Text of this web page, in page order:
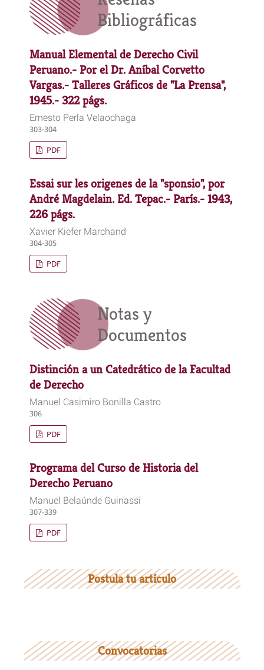
Bibliográficas
Manual Elemental de Derecho Civil
Peruano.- Por el Dr. Aníbal Corvetto
Vargas.- Talleres Gráficos de "La Prensa",
1945.- 322 págs.
Ernesto Perla Velaochaga
303-304
PDF
Essai sur les origenes de la "sponsio", por
André Magdelain. Ed. Tepac.- París.- 1943,
226 págs.
Xavier Kiefer Marchand
304-305
PDF
Notas y
Documentos
Distinción a un Catedrático de la Facultad
de Derecho
Manuel Casimiro Bonilla Castro
306
PDF
Programa del Curso de Historia del
Derecho Peruano
Manuel Belaúnde Guinassi
307-339
PDF
Postula tu artículo
Convocatorias